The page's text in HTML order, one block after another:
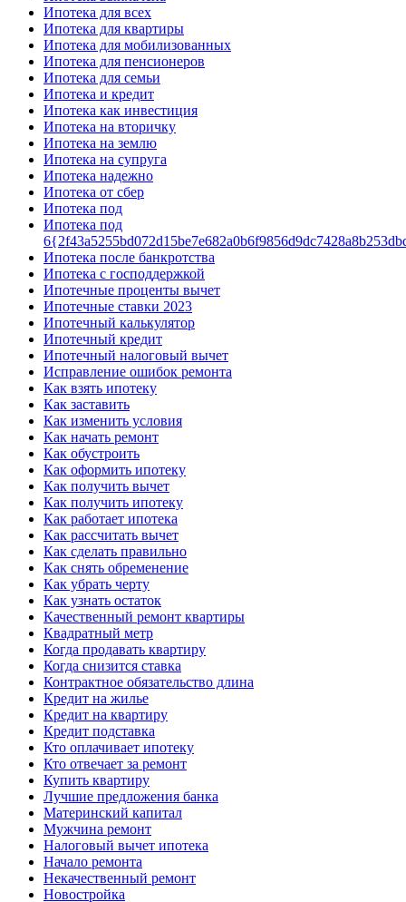
Ипотека для всех
Ипотека для квартиры
Ипотека для мобилизованных
Ипотека для пенсионеров
Ипотека для семьи
Ипотека и кредит
Ипотека как инвестиция
Ипотека на вторичку
Ипотека на землю
Ипотека на супруга
Ипотека надежно
Ипотека от сбер
Ипотека под
Ипотека под
Ипотека после банкротства
Ипотека с господдержкой
Ипотечные проценты вычет
Ипотечные ставки 2023
Ипотечный калькулятор
Ипотечный кредит
Ипотечный налоговый вычет
Исправление ошибок ремонта
Как взять ипотеку
Как заставить
Как изменить условия
Как начать ремонт
Как обустроить
Как оформить ипотеку
Как получить вычет
Как получить ипотеку
Как работает ипотека
Как рассчитать вычет
Как сделать правильно
Как снять обременение
Как убрать черту
Как узнать остаток
Качественный ремонт квартиры
Квадратный метр
Когда продавать квартиру
Когда снизится ставка
Контрактное обязательство длина
Кредит на жилье
Кредит на квартиру
Кредит подставка
Кто оплачивает ипотеку
Кто отвечает за ремонт
Купить квартиру
Лучшие предложения банка
Материнский капитал
Мужчина ремонт
Налоговый вычет ипотека
Начало ремонта
Некачественный ремонт
Новостройка